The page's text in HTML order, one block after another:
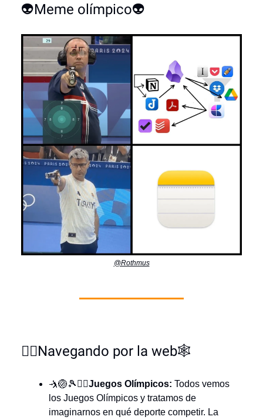
👽Meme olímpico👽
@Rothmus
🏄‍♂️Navegando por la web🕸️
🤺🏐🎾🏊‍♀️Juegos Olímpicos: Todos vemos
los Juegos Olímpicos y tratamos de
imaginarnos en qué deporte competir. La